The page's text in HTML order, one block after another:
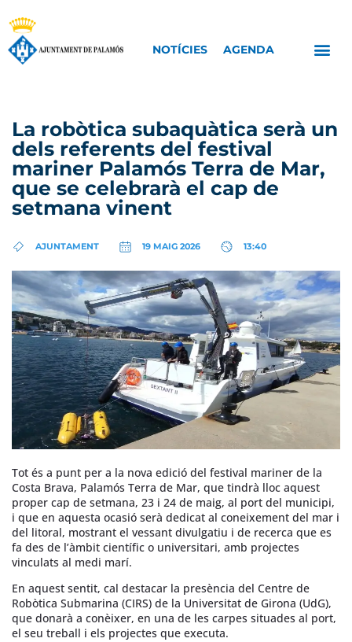
NOTÍCIES AGENDA
La robòtica subaquàtica serà un
dels referents del festival
mariner Palamós Terra de Mar,
que se celebrarà el cap de
setmana vinent
AJUNTAMENT 19 MAIG 2026 13:40
Tot és a punt per a la nova edició del festival mariner de la
Costa Brava, Palamós Terra de Mar, que tindrà lloc aquest
proper cap de setmana, 23 i 24 de maig, al port del municipi,
i que en aquesta ocasió serà dedicat al coneixement del mar i
del litoral, mostrant el vessant divulgatiu i de recerca que es
fa des de l’àmbit científic o universitari, amb projectes
vinculats al medi marí.
En aquest sentit, cal destacar la presència del Centre de
Robòtica Submarina (CIRS) de la Universitat de Girona (UdG),
que donarà a conèixer, en una de les carpes situades al port,
el seu treball i els projectes que executa.